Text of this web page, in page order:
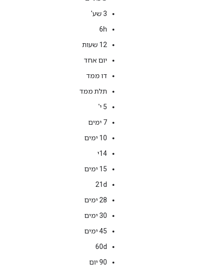
3 שע'
‫6h
‫12 שעות
יום אחד
דו ממד
תלת ממד
5 י'
7 ימים
‫10 ימים
14י
‫15 ימים
21d
28 ימים
‫30 ימים
‫45 ימים
‫60d
90 יום